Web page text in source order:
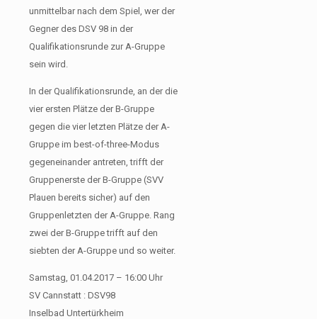
unmittelbar nach dem Spiel, wer der
Gegner des DSV 98 in der
Qualifikationsrunde zur A-Gruppe
sein wird.
In der Qualifikationsrunde, an der die
vier ersten Plätze der B-Gruppe
gegen die vier letzten Plätze der A-
Gruppe im best-of-three-Modus
gegeneinander antreten, trifft der
Gruppenerste der B-Gruppe (SVV
Plauen bereits sicher) auf den
Gruppenletzten der A-Gruppe. Rang
zwei der B-Gruppe trifft auf den
siebten der A-Gruppe und so weiter.
Samstag, 01.04.2017 – 16:00 Uhr
SV Cannstatt : DSV98
Inselbad Untertürkheim